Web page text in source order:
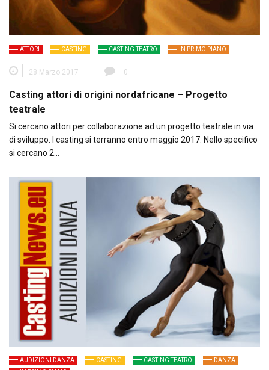
ATTORI CASTING CASTING TEATRO IN PRIMO PIANO
28 Marzo 2017 0
Casting attori di origini nordafricane – Progetto
teatrale
Si cercano attori per collaborazione ad un progetto teatrale in via
di sviluppo. I casting si terranno entro maggio 2017. Nello specifico
si cercano 2…
AUDIZIONI DANZA CASTING CASTING TEATRO
DANZA